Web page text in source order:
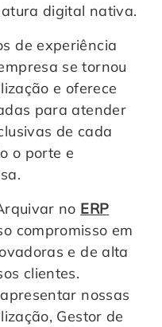
digital nativa.
de experiência
se tornou
e oferece
para atender
de cada
o porte e
no ERP
compromisso em
e de alta
clientes.
nossas
Gestor de